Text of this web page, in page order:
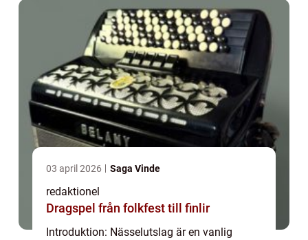
03 april 2026 Saga Vinde
redaktionel
Dragspel från folkfest till finlir
Introduktion: Nässelutslag är en vanlig